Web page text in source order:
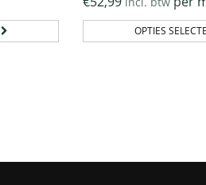
OPTIES